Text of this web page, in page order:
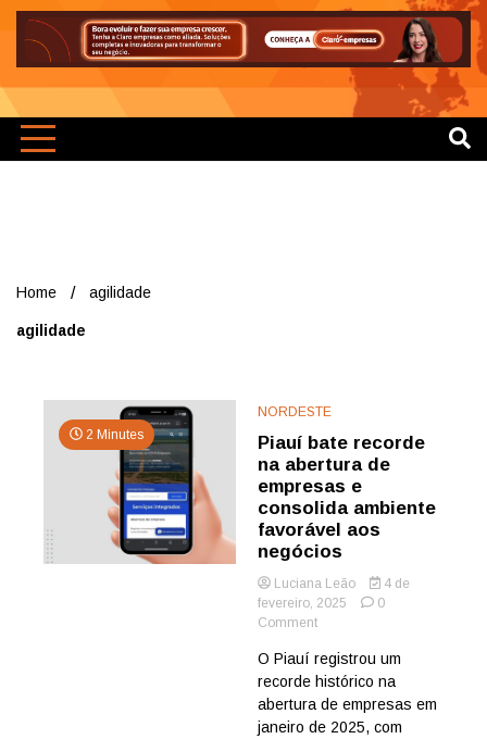
Home agilidade
agilidade
2 Minutes
NORDESTE
Piauí bate recorde
na abertura de
empresas e
consolida ambiente
favorável aos
negócios
Luciana Leão
4 de
fevereiro, 2025
0
Commenton
bate
recorde
na
abertura
O Piauí registrou um
recorde histórico na
abertura de empresas em
janeiro de 2025, com